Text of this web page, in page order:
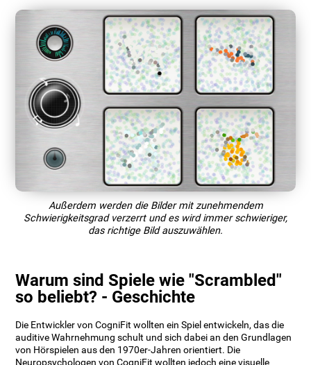
Außerdem werden die Bilder mit zunehmendem
Schwierigkeitsgrad verzerrt und es wird immer schwieriger,
das richtige Bild auszuwählen.
Warum sind Spiele wie "Scrambled"
so beliebt? - Geschichte
Die Entwickler von CogniFit wollten ein Spiel entwickeln, das die
auditive Wahrnehmung schult und sich dabei an den Grundlagen
von Hörspielen aus den 1970er-Jahren orientiert. Die
Neuropsychologen von CogniFit wollten jedoch eine visuelle